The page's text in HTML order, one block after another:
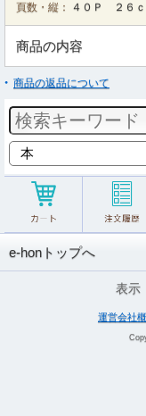
頁数・縦：
４０Ｐ ２６
商品の内容
商品の返品について
e-honトップへ
表示
運営会社